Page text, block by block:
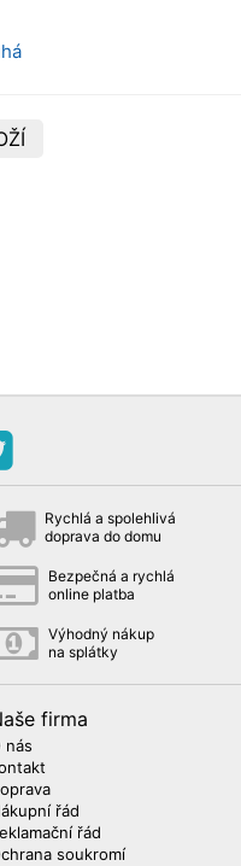
Rychlá a spolehlivá
doprava do domu
Bezpečná a rychlá
online platba
Výhodný nákup
na splátky
firma
nás
řád
řád
soukromí